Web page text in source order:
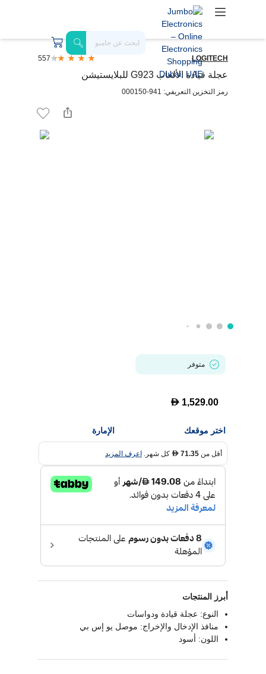
LOGITECH
557
عجلة قيادة الألعاب G923 للبلايستيشن
رمز التخزين التعريفي: 941-000150
متوفر
D 1,529.00
اختر موقعك الإمارة
أقل من D 71.35 كل شهر. اعرف المزيد
أبرز المنتجات
النوع: عجلة قيادة ودواسات
منافذ الإدخال والإخراج: موصل يو إس بي
اللون: أسود